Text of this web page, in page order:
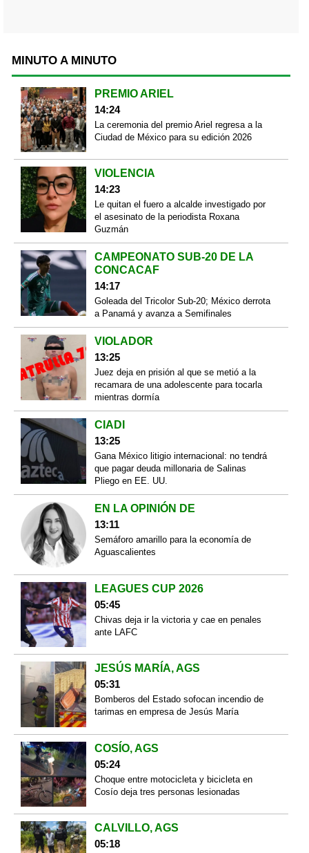
MINUTO A MINUTO
PREMIO ARIEL
14:24
La ceremonia del premio Ariel regresa a la
Ciudad de México para su edición 2026
VIOLENCIA
14:23
Le quitan el fuero a alcalde investigado por
el asesinato de la periodista Roxana
Guzmán
CAMPEONATO SUB-20 DE LA
CONCACAF
14:17
Goleada del Tricolor Sub-20; México derrota
a Panamá y avanza a Semifinales
VIOLADOR
13:25
Juez deja en prisión al que se metió a la
recamara de una adolescente para tocarla
mientras dormía
CIADI
13:25
Gana México litigio internacional: no tendrá
que pagar deuda millonaria de Salinas
Pliego en EE. UU.
EN LA OPINIÓN DE
13:11
Semáforo amarillo para la economía de
Aguascalientes
LEAGUES CUP 2026
05:45
Chivas deja ir la victoria y cae en penales
ante LAFC
JESÚS MARÍA, AGS
05:31
Bomberos del Estado sofocan incendio de
tarimas en empresa de Jesús María
COSÍO, AGS
05:24
Choque entre motocicleta y bicicleta en
Cosío deja tres personas lesionadas
CALVILLO, AGS
05:18